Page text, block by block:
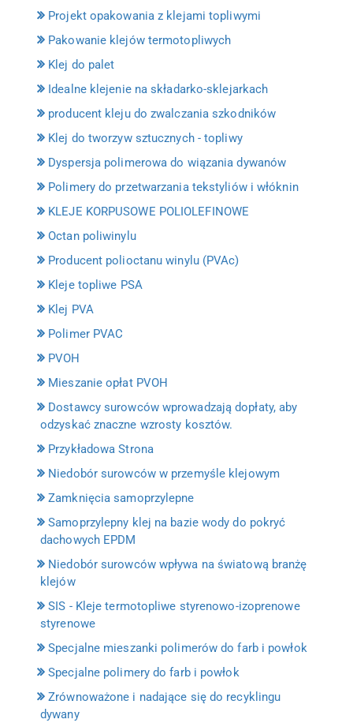
Projekt opakowania z klejami topliwymi
Pakowanie klejów termotopliwych
Klej do palet
Idealne klejenie na składarko-sklejarkach
producent kleju do zwalczania szkodników
Klej do tworzyw sztucznych - topliwy
Dyspersja polimerowa do wiązania dywanów
Polimery do przetwarzania tekstyliów i włóknin
KLEJE KORPUSOWE POLIOLEFINOWE
Octan poliwinylu
Producent polioctanu winylu (PVAc)
Kleje topliwe PSA
Klej PVA
Polimer PVAC
PVOH
Mieszanie opłat PVOH
Dostawcy surowców wprowadzają dopłaty, aby
odzyskać znaczne wzrosty kosztów.
Przykładowa Strona
Niedobór surowców w przemyśle klejowym
Zamknięcia samoprzylepne
Samoprzylepny klej na bazie wody do pokryć
dachowych EPDM
Niedobór surowców wpływa na światową branżę
klejów
SIS - Kleje termotopliwe styrenowo-izoprenowe
styrenowe
Specjalne mieszanki polimerów do farb i powłok
Specjalne polimery do farb i powłok
Zrównoważone i nadające się do recyklingu
dywany